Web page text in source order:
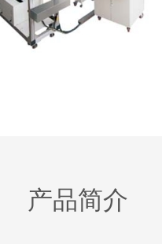
产品简介